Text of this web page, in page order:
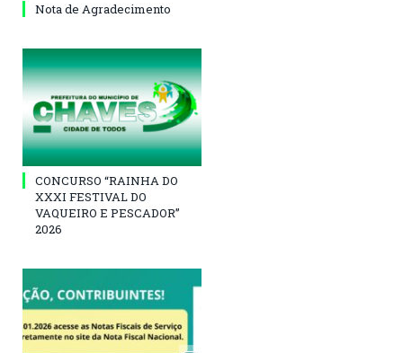
Nota de Agradecimento
CONCURSO “RAINHA DO
XXXI FESTIVAL DO
VAQUEIRO E PESCADOR”
2026